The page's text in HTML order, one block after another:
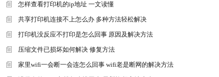
怎样查看打印机的ip地址 一文读懂
共享打印机连接不上怎么办 多种方法轻松解决
打印机没反应不打印是怎么回事 原因及解决方法
压缩文件已损坏如何解决 修复方法
家里wifi一会断一会连怎么回事 wifi老是断网的解决方法